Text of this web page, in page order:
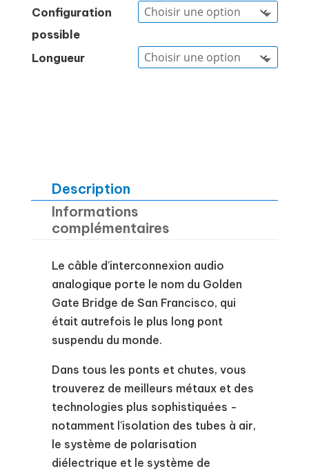
Configuration
possible
Longueur
Description
Informations
complémentaires
Le câble d'interconnexion audio
analogique porte le nom du Golden
Gate Bridge de San Francisco, qui
était autrefois le plus long pont
suspendu du monde.
Dans tous les ponts et chutes, vous
trouverez de meilleurs métaux et des
technologies plus sophistiquées -
notamment l'isolation des tubes à air,
le système de polarisation
diélectrique et le système de